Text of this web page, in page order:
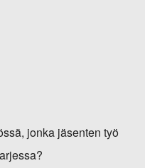
jonka jäsenten työ